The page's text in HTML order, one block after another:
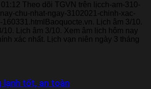
Theo dõi TGVN trên lịcch-am-310-
chu-nhat-ngay-3102021-chinh-xac-
Lịch âm 3/10.
10. Lịch âm 3/10. Xem âm lịch hôm nay
xác nhất. Lịch vạn niên ngày 3 tháng
lạnh tốt, an toàn